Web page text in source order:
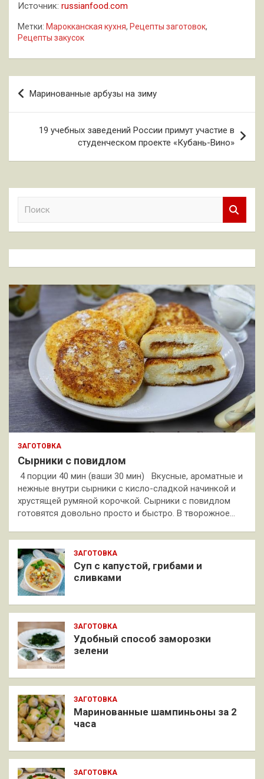
Источник: russianfood.com
Метки: Марокканская кухня, Рецепты заготовок,
Рецепты закусок
Навигация
по
записям
Маринованные арбузы на зиму
19 учебных заведений России примут участие в
студенческом проекте «Кубань-Вино»
к
ЗАГОТОВКА
Сырники с повидлом
4 порции 40 мин (ваши 30 мин) Вкусные, ароматные и
нежные внутри сырники с кисло-сладкой начинкой и
хрустящей румяной корочкой. Сырники с повидлом
готовятся довольно просто и быстро. В творожное…
ЗАГОТОВКА
Суп с капустой, грибами и
сливками
ЗАГОТОВКА
Удобный способ заморозки
зелени
ЗАГОТОВКА
Маринованные шампиньоны за 2
часа
ЗАГОТОВКА